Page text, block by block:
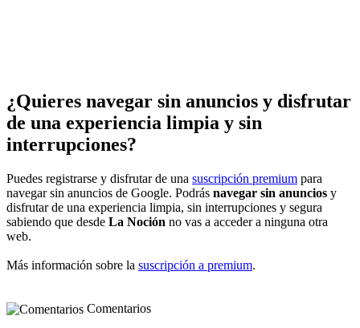
¿Quieres navegar sin anuncios y disfrutar
de una experiencia limpia y sin
interrupciones?
Puedes registrarse y disfrutar de una suscripción premium para
navegar sin anuncios de Google. Podrás navegar sin anuncios y
disfrutar de una experiencia limpia, sin interrupciones y segura
sabiendo que desde La Noción no vas a acceder a ninguna otra
web.
Más información sobre la suscripción a premium.
Comentarios